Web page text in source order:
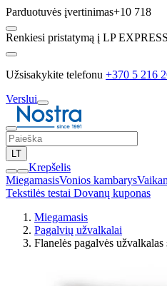
Parduotuvės įvertinimas+10 718
Renkiesi pristatymą į LP
Užsisakykite telefonu +370 5 216
Verslui
LT
Krepšelis
MiegamasisVonios kambarys
Tekstilės testai Dovanų kuponas
Miegamasis
Pagalvių užvalkalai
Flanelės pagalvės